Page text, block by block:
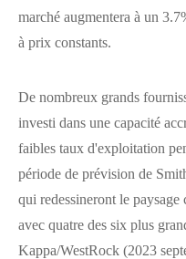
marché augmentera à un
à prix constants.
De nombreux grands
investi dans une capacité
faibles taux d'exploitation
période de prévision de
qui redessineront le
avec quatre des six plus
Kappa/WestRock (2023